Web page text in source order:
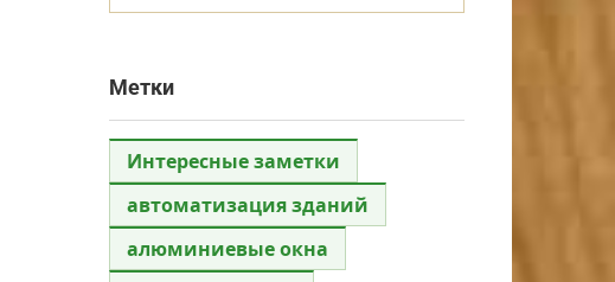
Метки
Интересные заметки
автоматизация зданий
алюминиевые окна